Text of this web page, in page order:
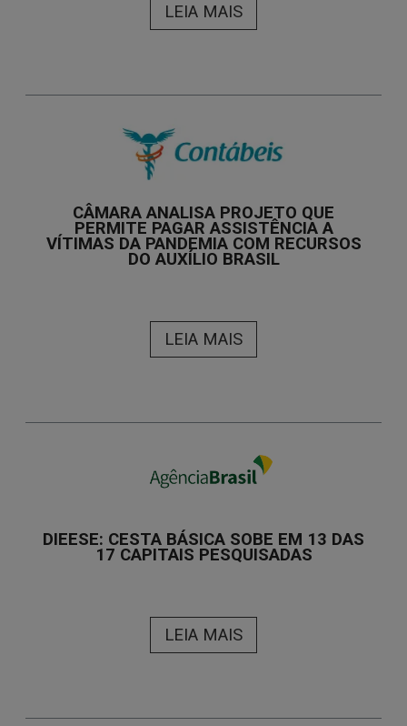
LEIA MAIS
CÂMARA ANALISA PROJETO QUE
PERMITE PAGAR ASSISTÊNCIA A
VÍTIMAS DA PANDEMIA COM RECURSOS
DO AUXÍLIO BRASIL
LEIA MAIS
DIEESE: CESTA BÁSICA SOBE EM 13 DAS
17 CAPITAIS PESQUISADAS
LEIA MAIS